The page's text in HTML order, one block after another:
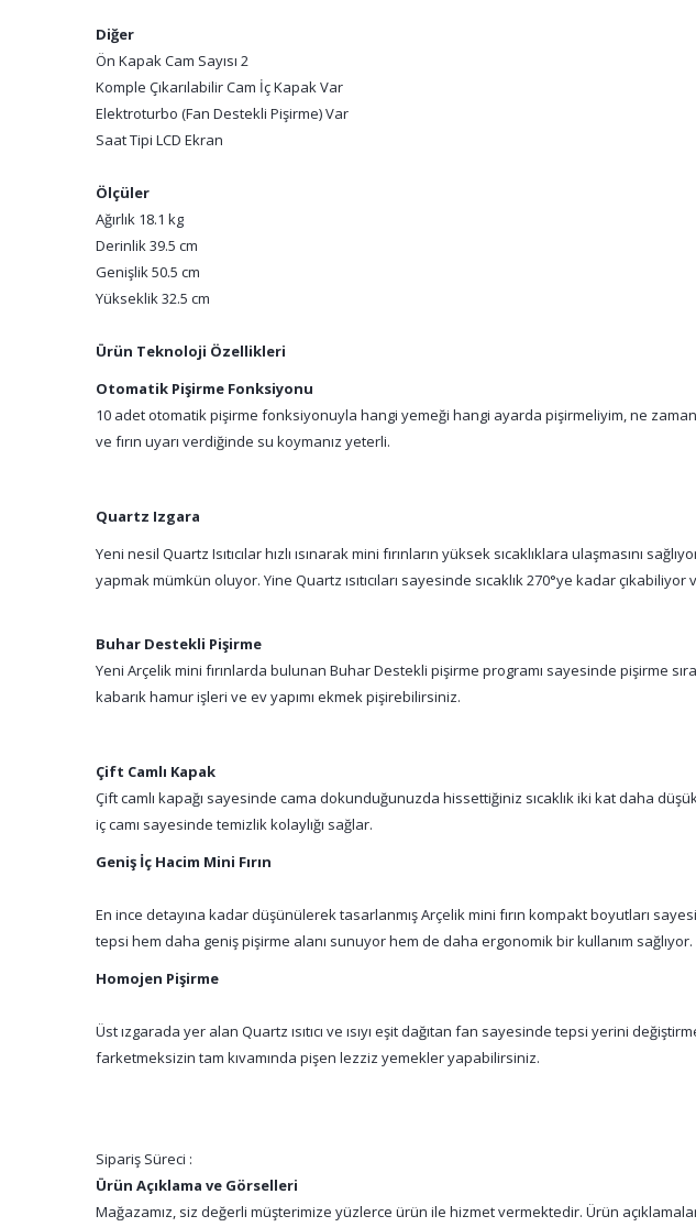
Diğer
Ön Kapak Cam Sayısı 2
Komple Çıkarılabilir Cam İç Kapak Var
Elektroturbo (Fan Destekli Pişirme) Var
Saat Tipi LCD Ekran
Ölçüler
Ağırlık 18.1 kg
Derinlik 39.5 cm
Genişlik 50.5 cm
Yükseklik 32.5 cm
Ürün Teknoloji Özellikleri
Otomatik Pişirme Fonksiyonu
10 adet otomatik pişirme fonksiyonuyla hangi yemeği hangi ayarda pişirmeliyim, ne
ve fırın uyarı verdiğinde su koymanız yeterli.
Quartz Izgara
Yeni nesil Quartz Isıtıcılar hızlı ısınarak mini fırınların yüksek sıcaklıklara ulaşmasını
yapmak mümkün oluyor. Yine Quartz ısıtıcıları sayesinde sıcaklık 270°ye kadar
Buhar Destekli Pişirme
Yeni Arçelik mini fırınlarda bulunan Buhar Destekli pişirme programı sayesinde pişirme
kabarık hamur işleri ve ev yapımı ekmek pişirebilirsiniz.
Çift Camlı Kapak
Çift camlı kapağı sayesinde cama dokunduğunuzda hissettiğiniz sıcaklık iki kat daha
iç camı sayesinde temizlik kolaylığı sağlar.
Geniş İç Hacim Mini Fırın
En ince detayına kadar düşünülerek tasarlanmış Arçelik mini fırın kompakt boyutları
tepsi hem daha geniş pişirme alanı sunuyor hem de daha ergonomik bir kullanım sağlıyor.
Homojen Pişirme
Üst ızgarada yer alan Quartz ısıtıcı ve ısıyı eşit dağıtan fan sayesinde tepsi yerini
farketmeksizin tam kıvamında pişen lezziz yemekler yapabilirsiniz.
Sipariş Süreci :
Ürün Açıklama ve Görselleri
Mağazamız, siz değerli müşterimize yüzlerce ürün ile hizmet vermektedir. Ürün